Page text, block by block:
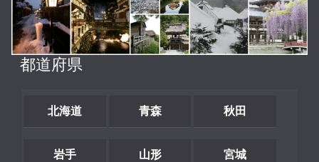
都道府県
北海道 青森 秋田
岩手 山形 宮城